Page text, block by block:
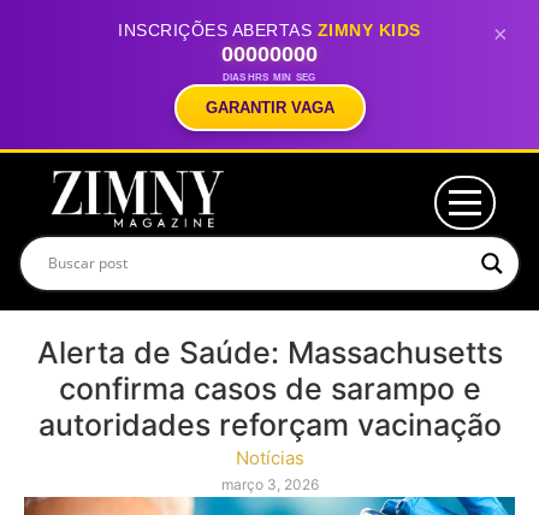
INSCRIÇÕES ABERTAS ZIMNY KIDS
00
DIAS
00
HRS
00
MIN
00
SEG
GARANTIR VAGA
×
Alerta de Saúde: Massachusetts
confirma casos de sarampo e
autoridades reforçam vacinação
Notícias
março 3, 2026